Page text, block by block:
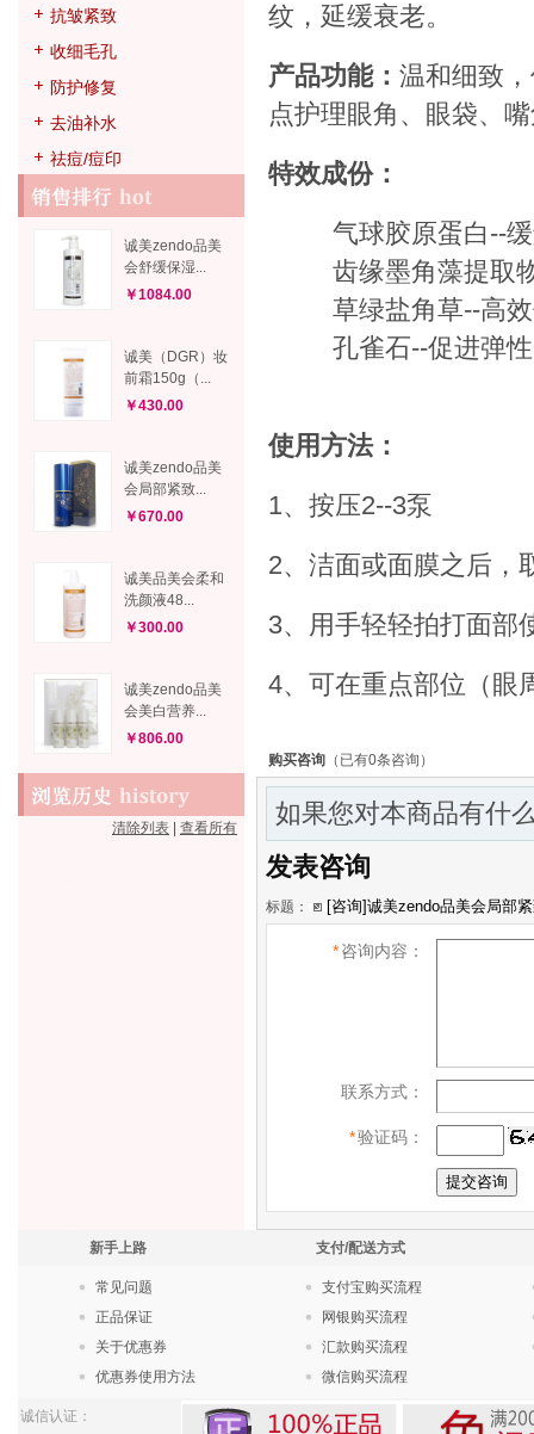
纹，延缓衰老。
产品功能： 温和细致
点护理眼角、眼袋、
特效成份：
气球胶原蛋白--缓
齿缘墨角藻提取物
草绿盐角草--高效
孔雀石--促进弹性
使用方法：
1、按压2--3泵
2、洁面或面膜之后，
3、用手轻轻拍打面部
4、可在重点部位（眼
购买咨询 （已有0条咨询）
如果您对本商品有什
发表咨询
标题：
*咨询内容：
联系方式：
*验证码：
抗皱紧致
收细毛孔
防护修复
去油补水
祛痘/痘印
诚美zendo品美
会舒缓保湿...
￥1084.00
诚美（DGR）妆
前霜150g（...
￥430.00
诚美zendo品美
会局部紧致...
￥670.00
诚美品美会柔和
洗颜液48...
￥300.00
诚美zendo品美
会美白营养...
￥806.00
清除列表 查看所有
新手上路
常见问题
正品保证
关于优惠券
优惠券使用方法
支付/配送方式
支付宝购买流程
网银购买流程
汇款购买流程
微信购买流程
诚信认证：